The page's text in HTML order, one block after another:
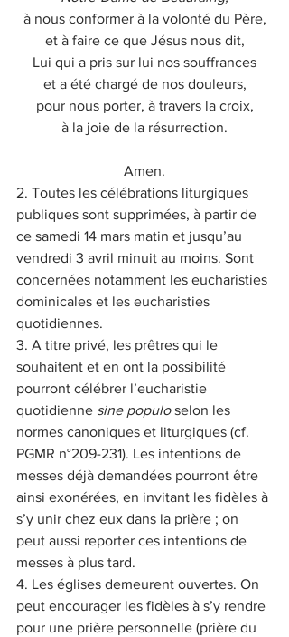
à nous conformer à la volonté du Père,
et à faire ce que Jésus nous dit,
Lui qui a pris sur lui nos souffrances
et a été chargé de nos douleurs,
pour nous porter, à travers la croix,
à la joie de la résurrection.
Amen.
2. Toutes les célébrations liturgiques
publiques sont supprimées, à partir de
ce samedi 14 mars matin et jusqu’au
vendredi 3 avril minuit au moins. Sont
concernées notamment les eucharisties
dominicales et les eucharisties
quotidiennes.
3. A titre privé, les prêtres qui le
souhaitent et en ont la possibilité
pourront célébrer l’eucharistie
quotidienne sine populo selon les
normes canoniques et liturgiques (cf.
PGMR n°209-231). Les intentions de
messes déjà demandées pourront être
ainsi exonérées, en invitant les fidèles à
s’y unir chez eux dans la prière ; on
peut aussi reporter ces intentions de
messes à plus tard.
4. Les églises demeurent ouvertes. On
peut encourager les fidèles à s’y rendre
pour une prière personnelle (prière du